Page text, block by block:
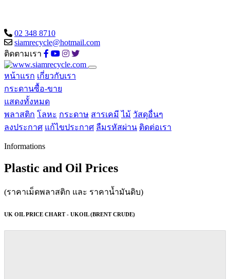
02 348 8710
siamrecycle@hotmail.com
ติดตามเรา
หน้าแรก เกี่ยวกับเรา
กระดานซื้อ-ขาย
แสดงทั้งหมด
พลาสติก โลหะ กระดาษ สารเคมี ไม้ วัสดุอื่นๆ
ลงประกาศ แก้ไขประกาศ ลืมรหัสผ่าน ติดต่อเรา
Informations
Plastic and Oil Prices
(ราคาเม็ดพลาสติก และ ราคาน้ำมันดิบ)
UK OIL PRICE CHART - UKOIL (BRENT CRUDE)